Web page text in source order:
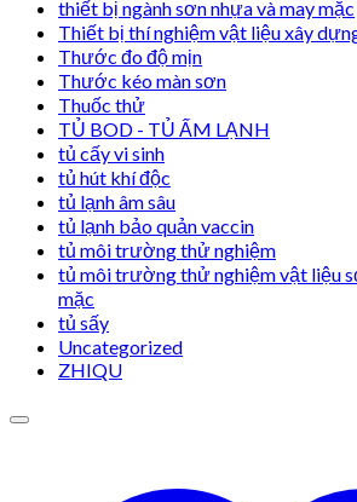
thiết bị ngành sơn nhựa và may mặc
Thiết bị thí nghiệm vật liệu xây
Thước đo độ mịn
Thước kéo màn sơn
Thuốc thử
TỦ BOD - TỦ ẤM LẠNH
tủ cấy vi sinh
tủ hút khí độc
tủ lạnh âm sâu
tủ lạnh bảo quản vaccin
tủ môi trường thử nghiệm
tủ môi trường thử nghiệm vật liệu
mặc
tủ sấy
Uncategorized
ZHIQU